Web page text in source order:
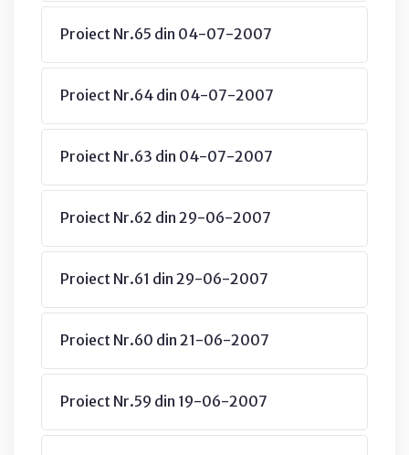
Proiect Nr.65 din 04-07-2007
Proiect Nr.64 din 04-07-2007
Proiect Nr.63 din 04-07-2007
Proiect Nr.62 din 29-06-2007
Proiect Nr.61 din 29-06-2007
Proiect Nr.60 din 21-06-2007
Proiect Nr.59 din 19-06-2007